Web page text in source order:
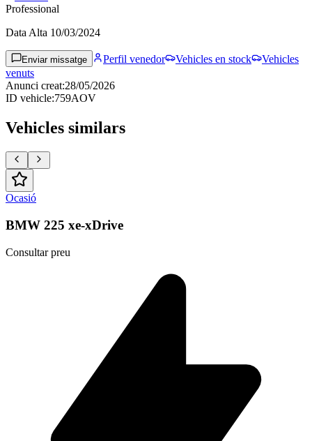
Professional
Data Alta 10/03/2024
Enviar missatge Perfil venedor Vehicles en stock
Vehicles
venuts
Anunci creat:28/05/2026
ID vehicle:759AOV
Vehicles similars
Ocasió
BMW 225 xe-xDrive
Consultar preu